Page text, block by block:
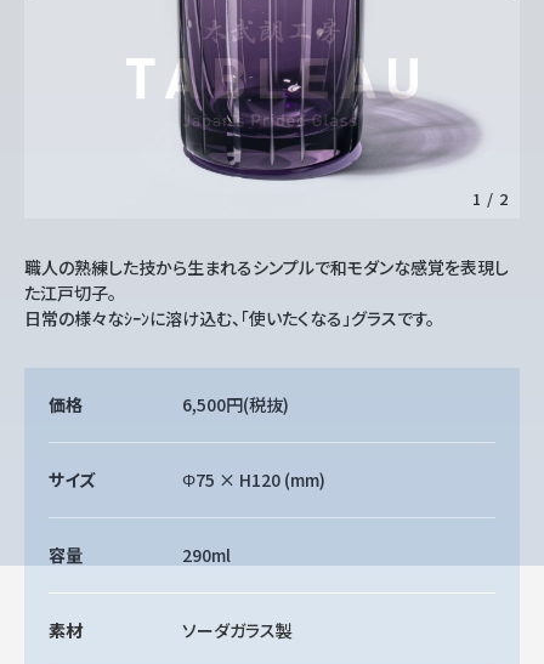
1 / 2
職人の熟練した技から生まれるシンプルで和モダンな感覚を表現し
た江戸切子。
日常の様々なｼｰﾝに溶け込む、「使いたくなる」グラスです。
価格 6,500円(税抜)
サイズ Φ75 × H120 (mm)
容量 290ml
素材 ソーダガラス製